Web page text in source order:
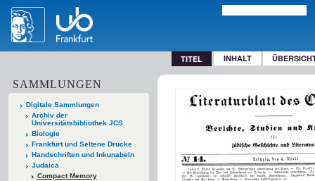
TITEL INHALT
SAMMLUNGEN
Digitale Sammlungen
Archiv der
Universitätsbibliothek JCS
Biologie
Frankfurt und Seltene Drucke
Handschriften und Inkunabeln
Judaica
Compact Memory